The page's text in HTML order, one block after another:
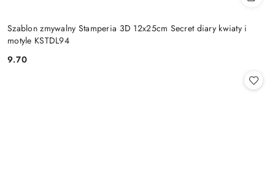
Szablon zmywalny Stamperia 3D 12x25cm Secret diary kwiaty i
motyle KSTDL94
Cena:
9.70